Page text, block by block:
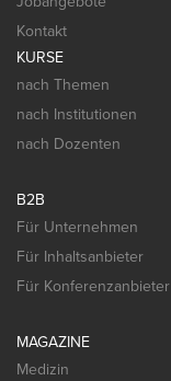
Kontakt
KURSE
nach Themen
nach Institutionen
nach Dozenten
B2B
Für Unternehmen
Für Inhaltsanbieter
Für Konferenzanbieter
MAGAZINE
Medizin